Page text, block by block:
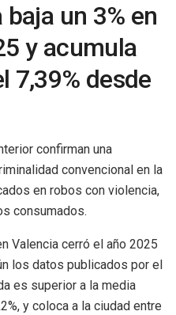
un 3% en
y acumula
7,39% desde
confirman una
convencional en la
en robos con violencia,
consumados.
Valencia cerró el año 2025
los datos publicados por el
es superior a la media
y coloca a la ciudad entre